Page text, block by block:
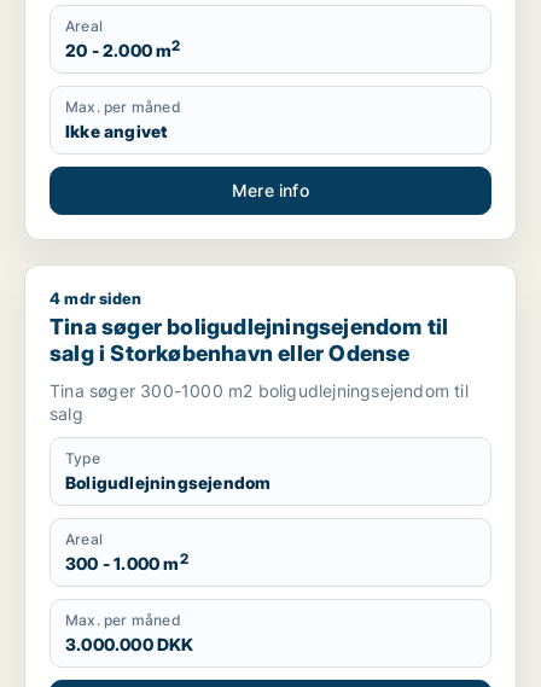
Areal
20 - 2.000 m2
Max. per måned
Ikke angivet
Mere info
Tina søger boligudlejningsejendom til salg i Storkøbenhavn
4 mdr siden
Tina søger boligudlejningsejendom til
salg i Storkøbenhavn eller Odense
Tina søger 300-1000 m2 boligudlejningsejendom til
salg
Type
Boligudlejningsejendom
Areal
300 - 1.000 m2
Max. per måned
3.000.000 DKK